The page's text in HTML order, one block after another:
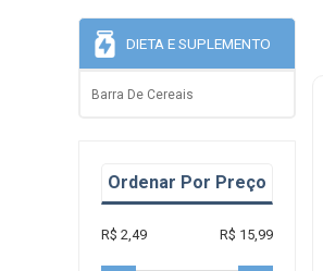
DIETA E SUPLEMENTO
Barra De Cereais
Ordenar Por Preço
R$ 2,49 R$ 15,99